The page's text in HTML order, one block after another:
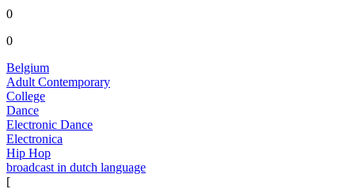
0
0
Belgium
Adult Contemporary
College
Dance
Electronic Dance
Electronica
Hip Hop
broadcast in dutch language
[